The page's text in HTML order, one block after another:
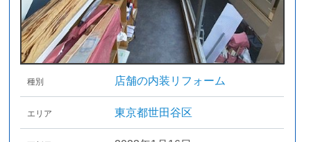
種別 店舗の内装リフォーム
エリア 東京都世田谷区